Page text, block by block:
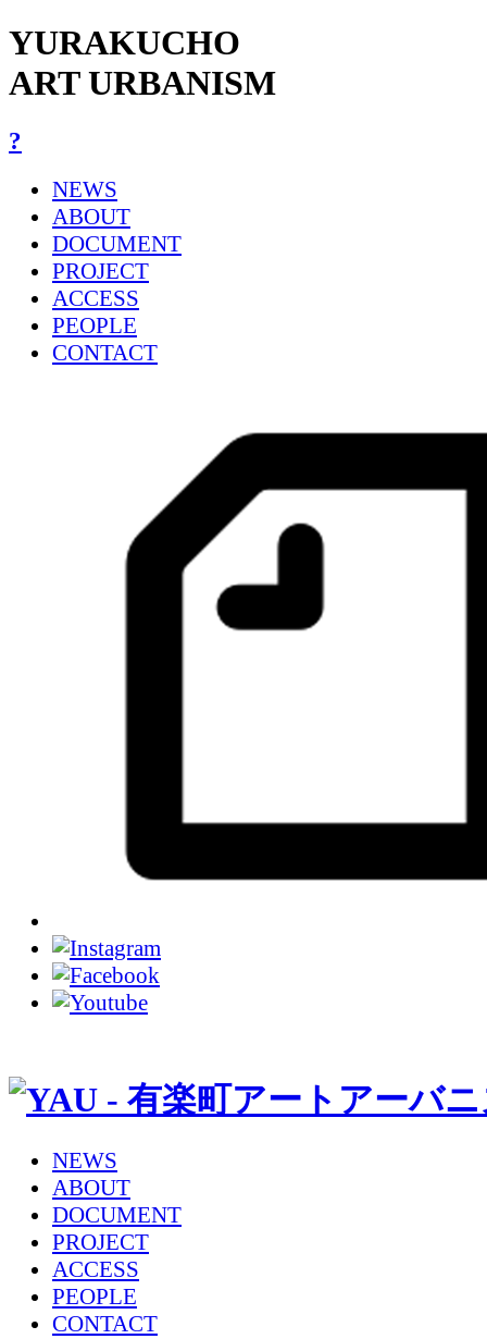
YURAKUCHO
ART URBANISM
?
NEWS
ABOUT
DOCUMENT
PROJECT
ACCESS
PEOPLE
CONTACT
NEWS
ABOUT
DOCUMENT
PROJECT
ACCESS
PEOPLE
CONTACT